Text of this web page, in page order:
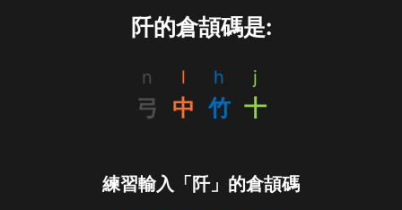
阡的倉頡碼是:
n
弓
l
中
h
竹
j
十
練習輸入「阡」的倉頡碼